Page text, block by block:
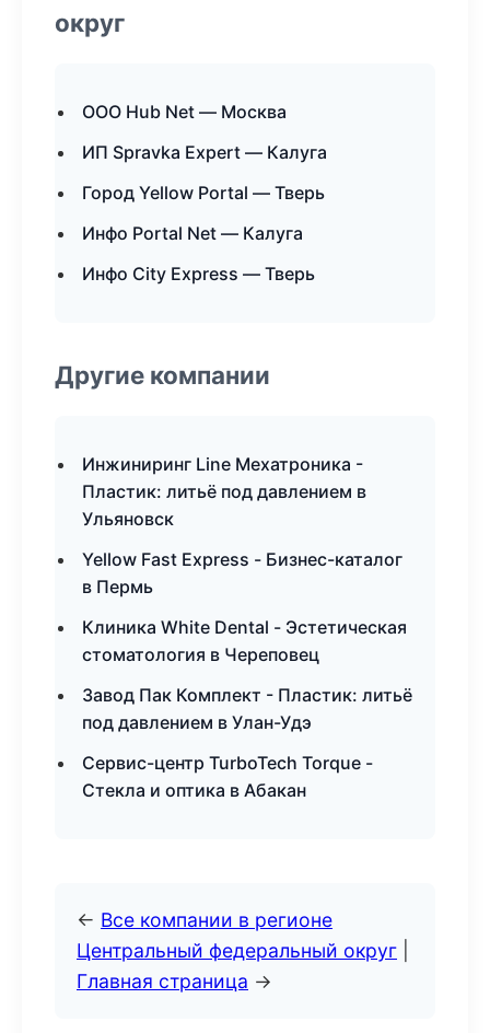
округ
ООО Hub Net — Москва
ИП Spravka Expert — Калуга
Город Yellow Portal — Тверь
Инфо Portal Net — Калуга
Инфо City Express — Тверь
Другие компании
Инжиниринг Line Мехатроника -
Пластик: литьё под давлением в
Ульяновск
Yellow Fast Express - Бизнес-каталог
в Пермь
Клиника White Dental - Эстетическая
стоматология в Череповец
Завод Пак Комплект - Пластик: литьё
под давлением в Улан-Удэ
Сервис-центр TurboTech Torque -
Стекла и оптика в Абакан
← Все компании в регионе
Центральный федеральный округ
Главная страница →